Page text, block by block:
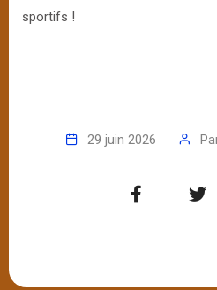
sportifs !
29 juin 2026